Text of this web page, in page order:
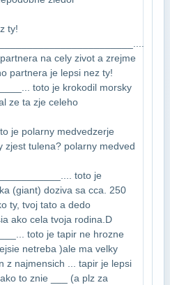
ty!
na cely zivot a zrejme
partnera je lepsi nez ty!​
toto je krokodil morsky
ze ta zje celeho​
je polarny medved​zerje
zjest tulena? polarny medved
toto je
(giant) doziva sa cca. 250​
ty, tvoj tato a dedo
ako cela tvoja rodina​.D
toto je tapir ne hrozne
netreba )ale ma velky
z najmensich
... tapir je lepsi
to znie
___ (a plz za